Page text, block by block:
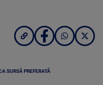
SURSĂ PREFERATĂ